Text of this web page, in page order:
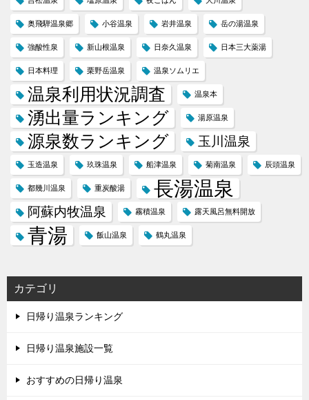
奥飛騨温泉郷 小谷温泉 岩井温泉 岳の湯温泉
強酸性泉 新山根温泉 日奈久温泉 日本三大薬湯
日本料理 栗野岳温泉 温泉ソムリエ
温泉利用状況調査 温泉本
湧出量ランキング 湯原温泉
源泉数ランキング 玉川温泉
玉造温泉 玖珠温泉 船津温泉 菊南温泉 辰頭温泉
都幾川温泉 重炭酸湯 長湯温泉
阿蘇内牧温泉 霧積温泉 露天風呂無料開放
青湯 飯山温泉 鶴丸温泉
カテゴリ
日帰り温泉ランキング
日帰り温泉施設一覧
おすすめの日帰り温泉